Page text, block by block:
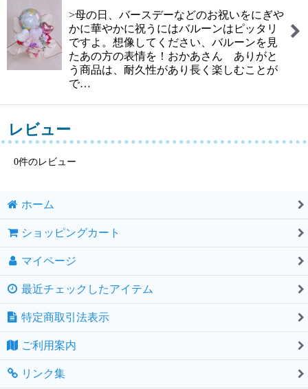
>母の日、バースデーなどのお祝いをにぎや
かに華やかに祝うにはバルーンはピッタリ
ですよ。想像してください、バルーンを見
たあの方の表情を！おかあさん ありがと
う商品は、耐久性があり長く楽しむことが
で…
レビュー
0件のレビュー
ホーム
ショッピングカート
マイページ
最近チェックしたアイテム
特定商取引法表示
ご利用案内
リンク集